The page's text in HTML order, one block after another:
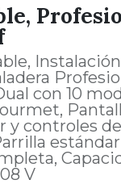
con 10
y controles
V